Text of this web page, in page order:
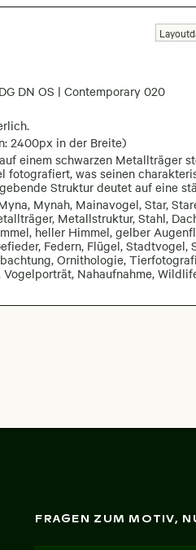
DN OS | Contemporary 020
2400px in der Breite)
einem schwarzen Metallträger
was seinen
Struktur deutet auf eine
Mynah, Mainavogel, Star,
Metallstruktur, Stahl,
heller Himmel, gelber
Federn, Flügel,
Ornithologie,
Nahaufnahme,
FRAGEN ZUM MOTIV,